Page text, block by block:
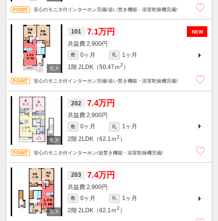
安心のモニタ付インターホン完備/追い焚き機能・浴室乾燥機完備/
NEW
101 7.1万円
2,900円
敷 0ヶ月 礼
1ヶ月
1階 2LDK（50.47ｍ2 ）
安心のモニタ付インターホン完備/追い焚き機能・浴室乾燥機完備/
202 7.4万円
2,900円
敷 0ヶ月 礼
1ヶ月
2階 2LDK（62.1ｍ2 ）
安心のモニタ付インターホン/追焚き機能・浴室乾燥機完備/
203 7.4万円
2,900円
敷 0ヶ月 礼
1ヶ月
2階 2LDK（62.1ｍ2 ）